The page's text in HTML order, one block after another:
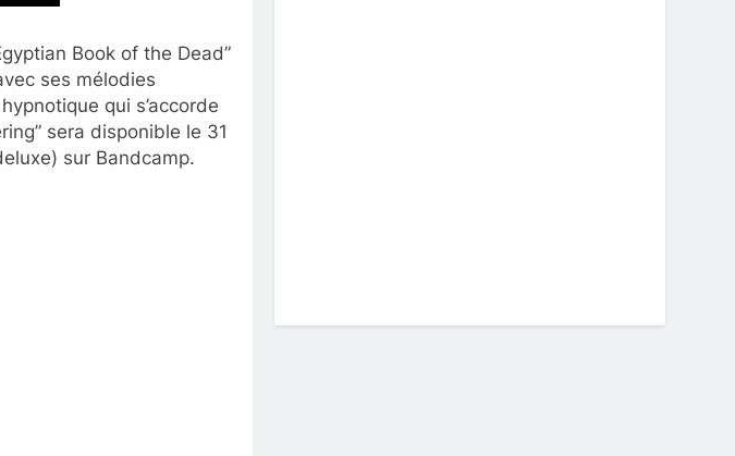
Book of the Dead”
ses mélodies
qui s’accorde
sera disponible le 31
sur Bandcamp.